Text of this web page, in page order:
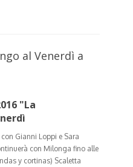
al Venerdì a
"La
Gianni Loppi e Sara
con Milonga fino alle
y cortinas) Scaletta